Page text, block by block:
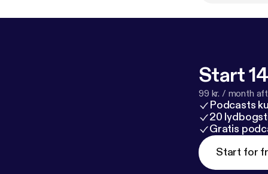
Start
99 kr. / month
Podcasts
20
Gratis
Start for